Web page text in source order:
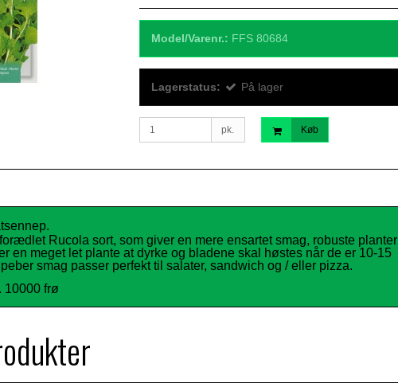
Model/Varenr.: FFS 80684
Lagerstatus: På lager
pk. Køb
Rucola sort, som giver en mere ensartet smag, robuste planter
en meget let plante at dyrke og bladene skal høstes når de er 10-15
smag passer perfekt til salater, sandwich og / eller pizza.
10000 frø